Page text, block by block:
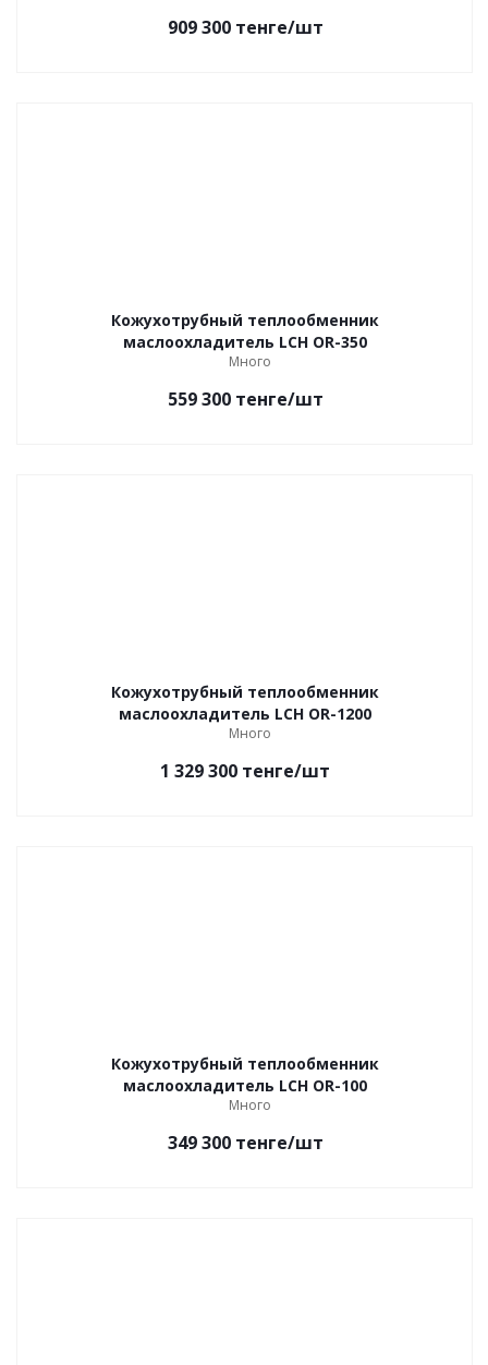
909 300тенге/шт
Кожухотрубный теплообменник
маслоохладитель LCH OR-350
Много
559 300тенге/шт
Кожухотрубный теплообменник
маслоохладитель LCH OR-1200
Много
1 329 300 тенге/шт
Кожухотрубный теплообменник
маслоохладитель LCH OR-100
Много
349 300тенге/шт